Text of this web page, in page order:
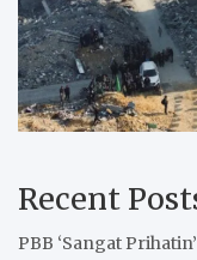
Recent
PBB ‘Sangat